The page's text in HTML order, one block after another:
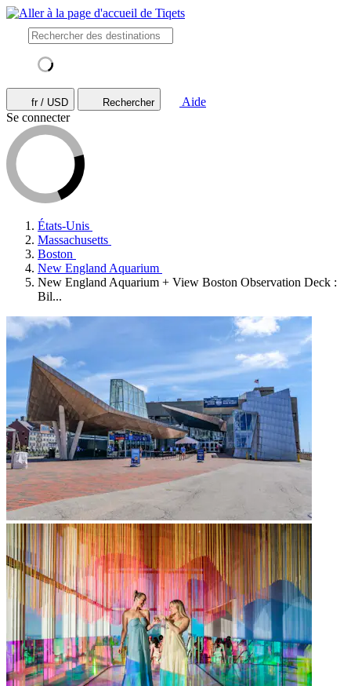
fr / USD Rechercher
Aide
Se connecter
États-Unis
Massachusetts
Boston
New England Aquarium
New England Aquarium + View Boston Observation Deck :
Bil...